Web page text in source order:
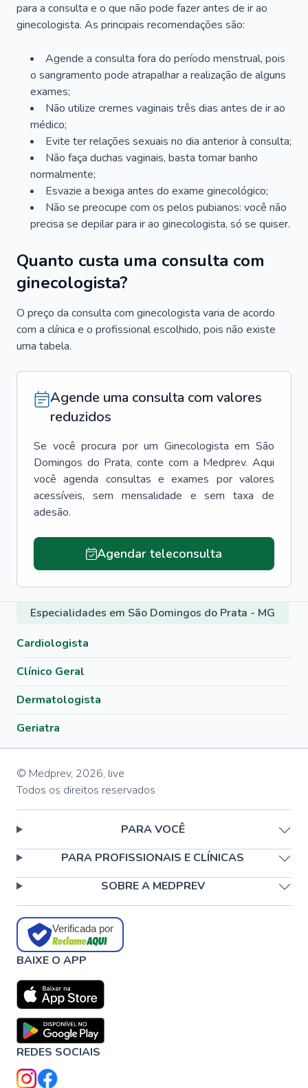
para a consulta e o que não pode fazer antes de ir ao
ginecologista. As principais recomendações são:
Agende a consulta fora do período menstrual, pois
o sangramento pode atrapalhar a realização de alguns
exames;
Não utilize cremes vaginais três dias antes de ir ao
médico;
Evite ter relações sexuais no dia anterior à consulta;
Não faça duchas vaginais, basta tomar banho
normalmente;
Esvazie a bexiga antes do exame ginecológico;
Não se preocupe com os pelos pubianos: você não
precisa se depilar para ir ao ginecologista, só se quiser.
Quanto custa uma consulta com
ginecologista?
O preço da consulta com ginecologista varia de acordo
com a clínica e o profissional escolhido, pois não existe
uma tabela.
Agende uma consulta com valores
reduzidos
Se você procura por um Ginecologista em São
Domingos do Prata, conte com a Medprev. Aqui
você agenda consultas e exames por valores
acessíveis, sem mensalidade e sem taxa de
adesão.
Agendar teleconsulta
Especialidades em São Domingos do Prata - MG
Cardiologista
Clínico Geral
Dermatologista
Geriatra
© Medprev, 2026, live
Todos os direitos reservados
PARA VOCÊ
PARA PROFISSIONAIS E CLÍNICAS
SOBRE A MEDPREV
Verificada por
BAIXE O APP
REDES SOCIAIS